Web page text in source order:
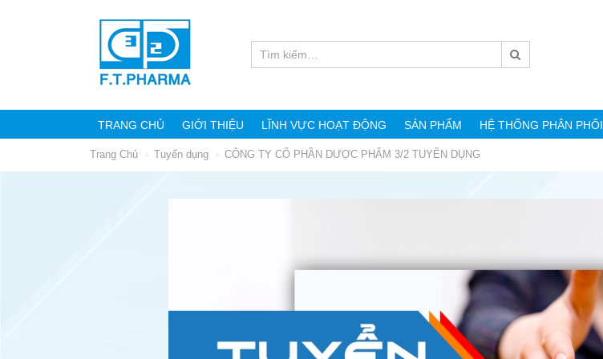
TRANG CHỦ GIỚI THIỆU LĨNH VỰC HOẠT ĐỘNG SẢN PHẨM HỆ THỐNG PHÂN PHỐI
Trang Chủ Tuyển dụng CÔNG TY CỔ PHẦN DƯỢC PHẨM 3/2 TUYỂN DỤNG
DƯỢC LIỆU QUỐC TẾ 2026
F.T.PHARMA – KHÉP LẠI
HÀNH TRÌNH THÀNH
DƯỢC PHẨM 3/2
29 Tháng Sáu, 2026
TEAM BUILDING 2026 –
MÙA HÈ SÔI ĐỘNG